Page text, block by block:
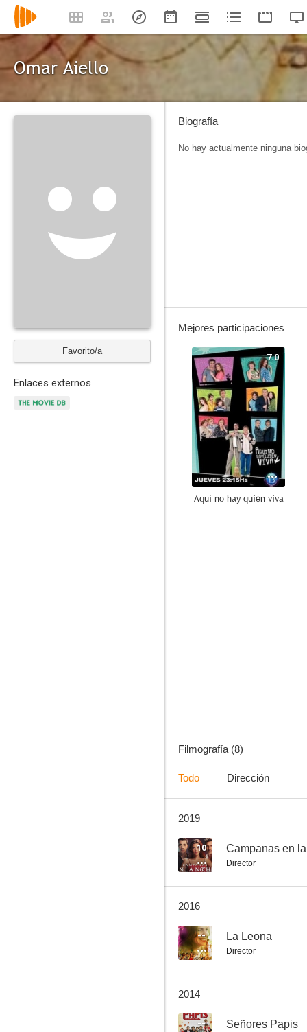
Omar Aiello
Favorito/a
Enlaces externos
Biografía
No hay actualmente ninguna
Mejores participaciones
7.0
Aquí no hay quien viva
Filmografía (8)
Todo Dirección
2019
10 Campanas en
Director
2016
-- La Leona
Director
2014
-- Señores Papis